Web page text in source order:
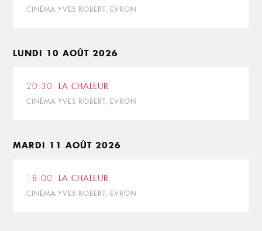
CINÉMA YVES ROBERT, EVRON
LUNDI 10 AOÛT 2026
20:30 LA CHALEUR
CINÉMA YVES ROBERT, EVRON
MARDI 11 AOÛT 2026
18:00 LA CHALEUR
CINÉMA YVES ROBERT, EVRON